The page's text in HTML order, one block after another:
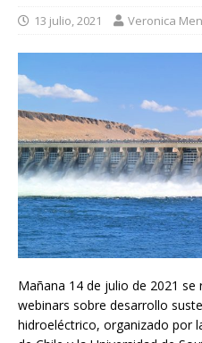
13 julio, 2021 Veronica
Mañana 14 de julio de 2021
webinars sobre desarrollo
hidroeléctrico, organizado por